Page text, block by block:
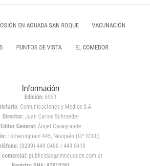
EN AGUADA SAN ROQUE VACUNACIÓN
PUNTOS DE VISTA EL COMEDOR
Información
Edición: 6951
Comunicaciones y Medios S.A
Director: Juan Carlos Schroeder
Editor General:Ángel Casagrande
Fotheringham 445, Neuquén (CP 8300)
(0299) 449 0400 / 449 0410
comercial: publicidad@lmneuquen.com.ar